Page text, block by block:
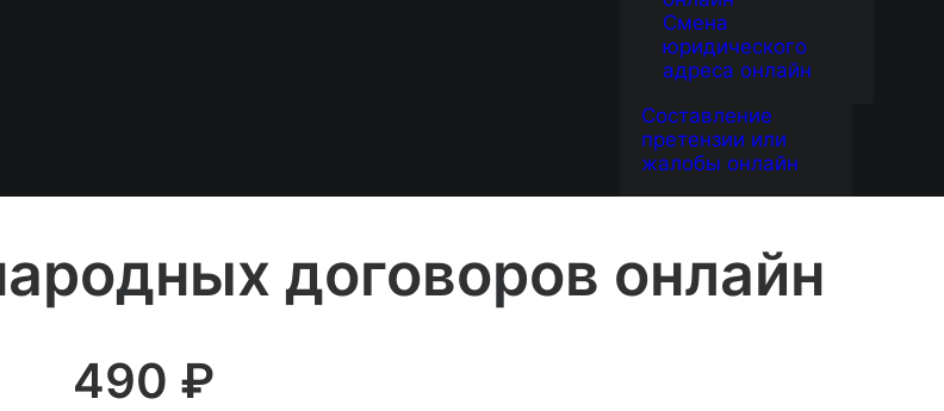
Смена
юридического
адреса онлайн
Составление
претензии или
жалобы онлайн
договоров онлайн
490 ₽